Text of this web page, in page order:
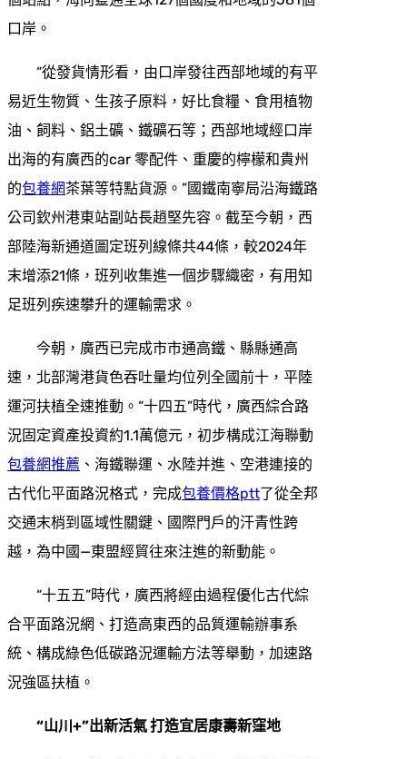
口岸。
“從發貨情形看，由口岸發往西部地域的有平
易近生物質、生孩子原料，好比食糧、食用植物
油、飼料、鋁土礦、鐵礦石等；西部地域經口岸
出海的有廣西的car 零配件、重慶的檸檬和貴州
的包養網茶葉等特點貨源。”國鐵南寧局沿海鐵路
公司欽州港東站副站長趙堅先容。截至今朝，西
部陸海新通道圖定班列線條共44條，較2024年
末增添21條，班列收集進一個步驟織密，有用知
足班列疾速攀升的運輸需求。
今朝，廣西已完成市市通高鐵、縣縣通高
速，北部灣港貨色吞吐量均位列全國前十，平陸
運河扶植全速推動。“十四五”時代，廣西綜合路
況固定資產投資約1.1萬億元，初步構成江海聯動
包養網推薦 、海鐵聯運、水陸并進、空港連接的
古代化平面路況格式，完成包養價格ptt了從全邦
交通末梢到區域性關鍵、國際門戶的汗青性跨
越，為中國—東盟經貿往來注進的新動能。
“十五五”時代，廣西將經由過程優化古代綜
合平面路況網、打造高東西的品質運輸辦事系
統、構成綠色低碳路況運輸方法等舉動，加速路
況強區扶植。
“山川+”出新活氣 打造宜居康壽新窪地